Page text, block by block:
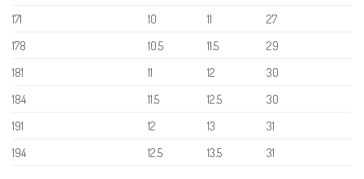
171
10 11
27
178
10.5 11.5
29
181
11 12
30
184
11.5 12.5
30
191
12 13
31
194
12.5 13.5 31